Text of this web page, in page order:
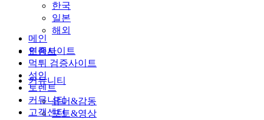
한국
일본
해외
토렌트
커뮤니티
유머&감동
포토&영상
메인
인증사이트
먹튀 검증사이트
성인
토렌트
커뮤니티
고객센터